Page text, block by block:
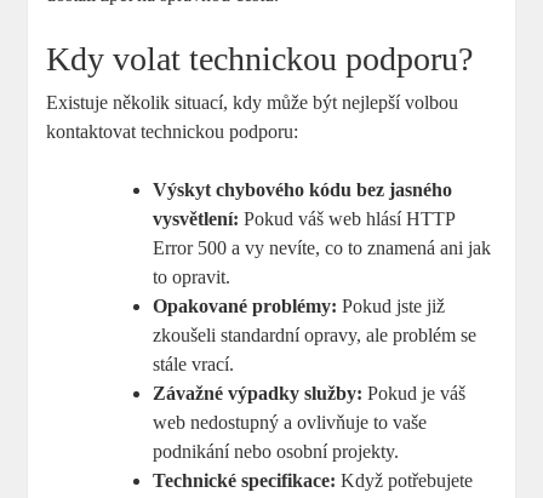
Kdy volat technickou podporu?
Existuje několik situací, kdy může být nejlepší volbou
kontaktovat technickou podporu:
Výskyt chybového kódu bez jasného
vysvětlení: Pokud váš web hlásí HTTP
Error 500 a vy nevíte, co to znamená ani jak
to opravit.
Opakované problémy: Pokud jste již
zkoušeli standardní opravy, ale problém se
stále vrací.
Závažné výpadky služby: Pokud je váš
web nedostupný a ovlivňuje to vaše
podnikání nebo osobní projekty.
Technické specifikace: Když potřebujete